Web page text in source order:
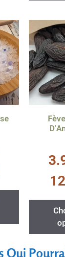
s
u
5
Qui